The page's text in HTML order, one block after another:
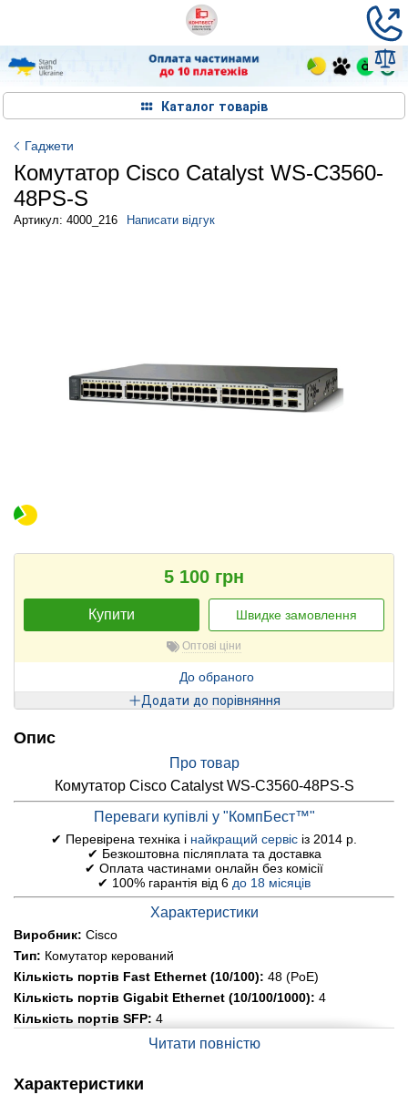
Каталог товарів
Гаджети
Комутатор Cisco Catalyst WS-C3560-
48PS-S
Артикул: 4000_216 Написати відгук
5 100 грн
Купити Швидке замовлення
Оптові ціни
До обраного
Додати до порівняння
Опис
Про товар
Комутатор Cisco Catalyst WS-C3560-48PS-S
Переваги купівлі у "КомпБест™"
✔ Перевірена техніка і найкращий сервіс із 2014 р.
✔ Безкоштовна післяплата та доставка
✔ Оплата частинами онлайн без комісії
✔ 100% гарантія від 6 до 18 місяців
Характеристики
Виробник: Cisco
Тип: Комутатор керований
Кількість портів Fast Ethernet (10/100): 48 (PoE)
Кількість портів Gigabit Ethernet (10/100/1000): 4
Кількість портів SFP: 4
1x RJ-45 management
Можливість монтажу у стійку:
Читати повністю
Характеристики